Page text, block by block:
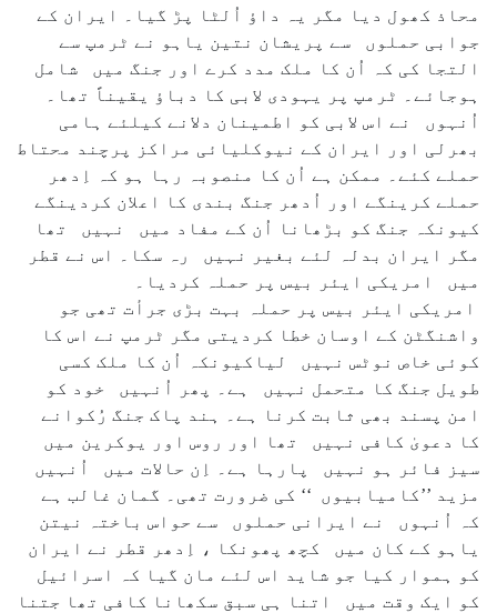
محاذ کھول دیا مگر یہ داؤ اُلٹا پڑ گیا۔ ایران کے
جوابی حملوں سے پریشان نتین یاہو نے ٹرمپ سے
التجا کی کہ اُن کا ملک مدد کرے اور جنگ میں شامل
ہوجائے۔ ٹرمپ پر یہودی لابی کا دباؤ یقیناً تھا۔
اُنہوں نے اس لابی کو اطمینان دلانے کیلئے ہامی
بھرلی اور ایران کے نیوکلیائی مراکز پرچند محتاط
حملے کئے۔ ممکن ہے اُن کا منصوبہ رہا ہو کہ اِدھر
حملے کرینگے اور اُدھر جنگ بندی کا اعلان کردینگے
کیونکہ جنگ کو بڑھانا اُن کے مفاد میں نہیں تھا
مگر ایران بدلہ لئے بغیر نہیں رہ سکا۔ اس نے قطر
میں امریکی ایئر بیس پر حملہ کردیا۔
امریکی ایئر بیس پر حملہ بہت بڑی جرأت تھی جو
واشنگٹن کے اوسان خطا کردیتی مگر ٹرمپ نے اس کا
کوئی خاص نوٹس نہیں لیاکیونکہ اُن کا ملک کسی
طویل جنگ کا متحمل نہیں ہے۔ پھر اُنہیں خود کو
امن پسند بھی ثابت کرنا ہے۔ ہند پاک جنگ رُکوانے
کا دعویٰ کافی نہیں تھا اور روس اور یوکرین میں
سیز فائر ہو نہیں پارہا ہے۔ اِن حالات میں اُنہیں
مزید ’’کامیابیوں ‘‘ کی ضرورت تھی۔ گمان غالب ہے
کہ اُنہوں نے ایرانی حملوں سے حواس باختہ نیتن
یاہو کے کان میں کچھ پھونکا ، اِدھر قطر نے ایران
کو ہموار کیا جو شاید اس لئے مان گیا کہ اسرائیل
کو ایک وقت میں اتنا ہی سبق سکھانا کافی تھا جتنا